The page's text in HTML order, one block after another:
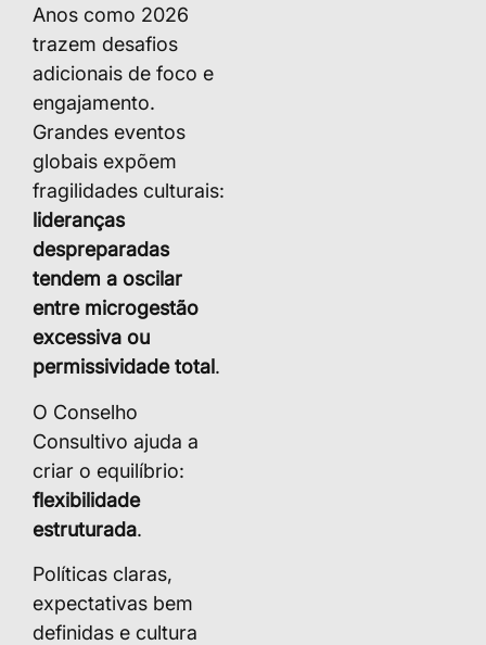
Anos como 2026
trazem desafios
adicionais de foco e
engajamento.
Grandes eventos
globais expõem
fragilidades culturais:
lideranças
despreparadas
tendem a oscilar
entre microgestão
excessiva ou
permissividade total.
O Conselho
Consultivo ajuda a
criar o equilíbrio:
flexibilidade
estruturada.
Políticas claras,
expectativas bem
definidas e cultura